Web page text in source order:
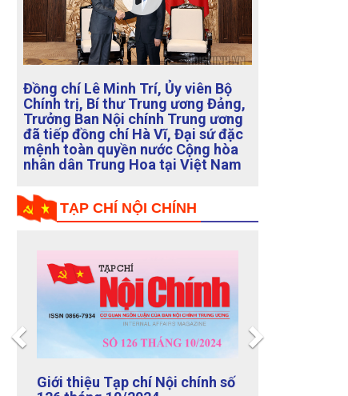
Đồng chí Trưởng Ban Nội chính
Trung ương kiểm tra, giám sát đối
với Ban Thường vụ tỉnh ủy Cà Mau
125 tháng 9/2024
Previous